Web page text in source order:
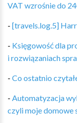
VAT wzrośnie do
- [travels.log.5]
- Księgowość dla
i rozwiązaniach
- Co ostatnio
- Automatyzacja
czyli moje domowe